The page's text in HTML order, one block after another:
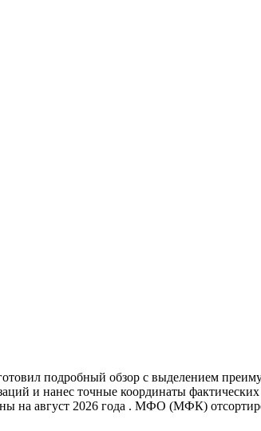
подробный обзор с выделением
и нанес точные координаты
на август 2026 года . МФО (МФК)